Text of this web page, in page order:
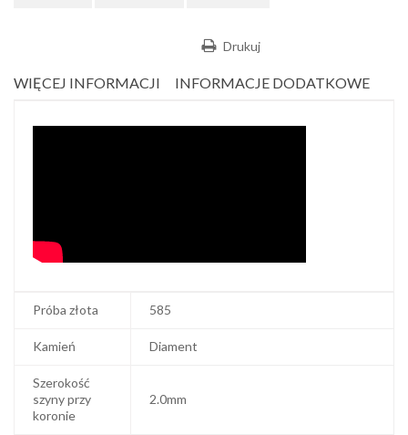
Drukuj
WIĘCEJ INFORMACJI INFORMACJE DODATKOWE
Próba złota 585
Kamień Diament
Szerokość
szyny przy
koronie
2.0mm